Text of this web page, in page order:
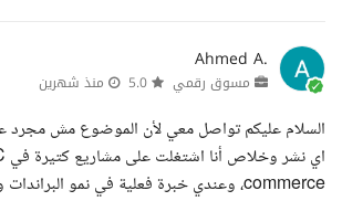
Ahmed A.
مسوق رقمي منذ شهرين
commerce، وعندي خبرة فعلية في نمو البراندات وا...